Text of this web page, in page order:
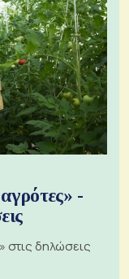
-
στις δηλώσεις